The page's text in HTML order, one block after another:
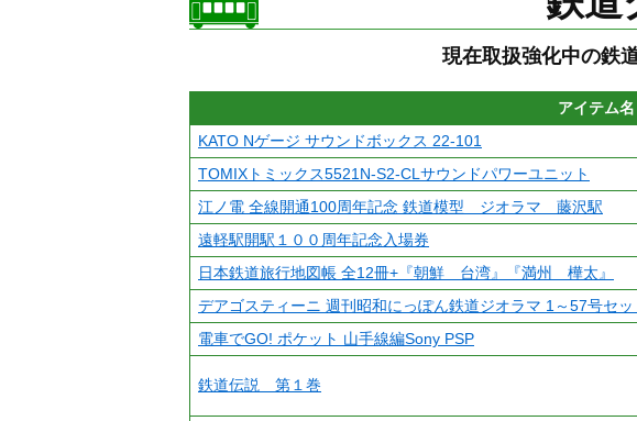
現在取扱強化中の鉄
アイテム名
KATO Nゲージ サウンドボックス 22-101
TOMIXトミックス5521N-S2-CLサウンドパワーユニット
江ノ電 全線開通100周年記念 鉄道模型 ジオラマ 藤沢駅
遠軽駅開駅１００周年記念入場券
日本鉄道旅行地図帳 全12冊+『朝鮮 台湾』『満州 樺太』
デアゴスティーニ 週刊昭和にっぽん鉄道ジオラマ 1～57号セッ
電車でGO! ポケット 山手線編Sony PSP
鉄道伝説 第１巻